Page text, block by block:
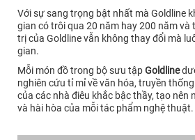
Với sự sang trọng bật nhất mà Goldline
gian có trôi qua 20 năm hay 200 năm và
trị của Goldline vẫn không thay đổi mà
gian.
Mỗi món đồ trong bộ sưu tậpGoldline
nghiên cứu tỉ mỉ về văn hóa, truyền
của các nhà điêu khắc bậc thầy, tạo nên
và hài hòa của mỗi tác phẩm nghệ thuật.